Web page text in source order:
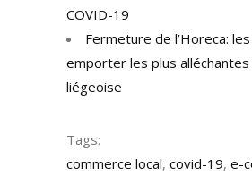
COVID-19
Fermeture de l’Horeca:
emporter les plus
liégeoise
Tags:
commerce local, covid-19, e-